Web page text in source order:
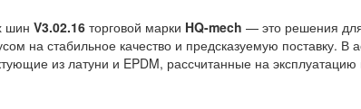
шин V3.02.16торговой марки HQ-mech — это решения
на стабильное качество и предсказуемую поставку.
из латуни и EPDM, рассчитанные на